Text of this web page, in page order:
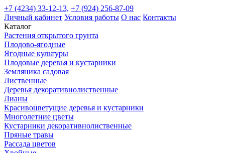
+7 (4234) 33-12-13, +7 (924) 256-87-09
Личный кабинет Условия работы О нас Контакты
Каталог
Растения открытого грунта
Плодово-ягодные
Ягодные культуры
Плодовые деревья и кустарники
Земляника садовая
Лиственные
Деревья декоративнолиственные
Лианы
Красивоцветущие деревья и кустарники
Многолетние цветы
Кустарники декоративнолиственные
Пряные травы
Рассада цветов